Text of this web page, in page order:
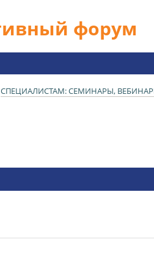
форум
СПЕЦИАЛИСТАМ: СЕМИНАРЫ,